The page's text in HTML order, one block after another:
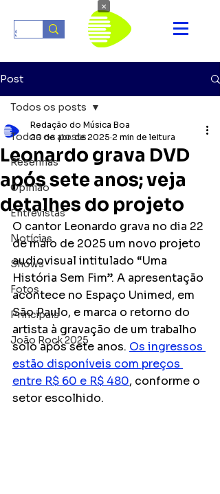
Post
Todos os posts
Resenhas
Opinião
Entrevistas
Notícias
Shows
Fotos
Principais
João Rock 2025
Todos os posts
Leonardo grava DVD
após sete anos; veja
detalhes do projeto
Redação do Música Boa
20 de abr. de 2025 2 min de leitura
O cantor Leonardo grava no dia 22
de maio de 2025 um novo projeto
audiovisual intitulado “Uma
História Sem Fim”. A apresentação
acontece no Espaço Unimed, em
São Paulo, e marca o retorno do
artista à gravação de um trabalho
solo após sete anos. Os ingressos
estão disponíveis com preços
entre R$ 60 e R$ 480, conforme o
setor escolhido.
×